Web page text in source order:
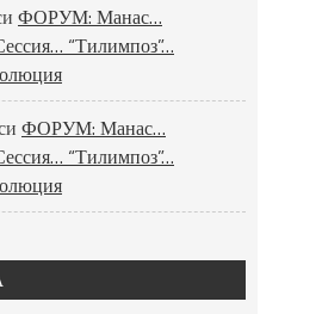
ФОРУМ: Манас…
“Тилимпоз”…
ФОРУМ: Манас…
“Тилимпоз”…